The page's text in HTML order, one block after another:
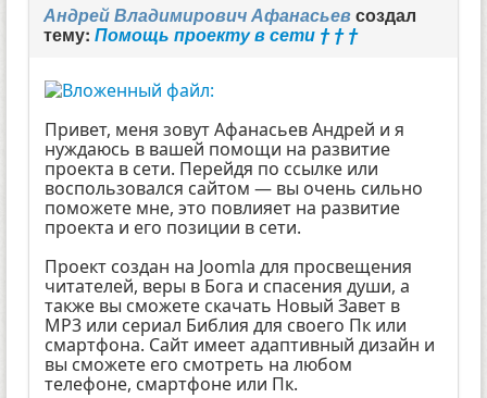
Андрей Владимирович Афанасьевсоздал
тему: Помощь проекту в сети † † †
Привет, меня зовут Афанасьев Андрей и я
нуждаюсь в вашей помощи на развитие
проекта в сети. Перейдя по ссылке или
воспользовался сайтом — вы очень сильно
поможете мне, это повлияет на развитие
проекта и его позиции в сети.
Проект создан на Joomla для просвещения
читателей, веры в Бога и спасения души, а
также вы сможете скачать Новый Завет в
MP3 или сериал Библия для своего Пк или
смартфона. Сайт имеет адаптивный дизайн и
вы сможете его смотреть на любом
телефоне, смартфоне или Пк.